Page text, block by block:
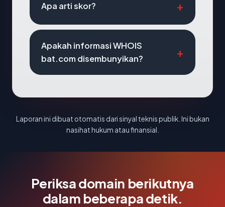
Apa arti skor?
Apakah informasi WHOIS
bat.com disembunyikan?
Laporan ini dibuat otomatis dari sinyal teknis publik. Ini bukan
nasihat hukum atau finansial.
Periksa domain berikutnya
dalam beberapa detik.